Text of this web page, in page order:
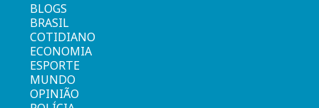
BLOGS
BRASIL
COTIDIANO
ECONOMIA
ESPORTE
MUNDO
OPINIÃO